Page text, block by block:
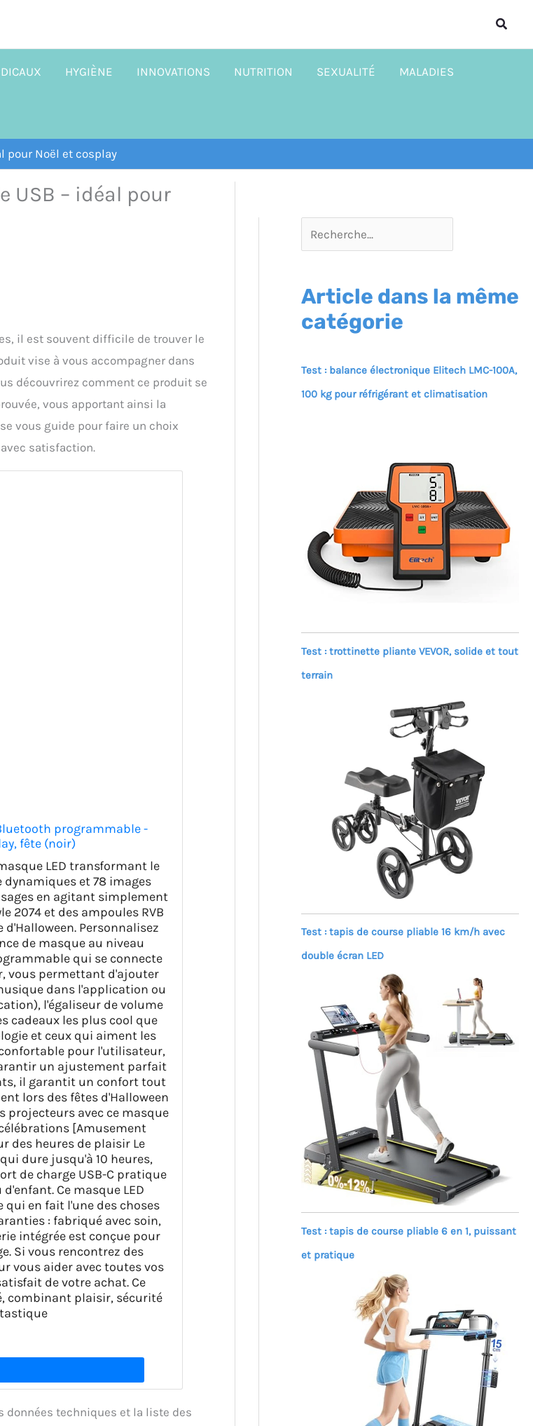
HYGIÈNE INNOVATIONS NUTRITION SEXUALITÉ MALADIES
pour Noël et cosplay
USB – idéal pour
il est souvent difficile de trouver le
vise à vous accompagner dans
découvrirez comment ce produit se
vous apportant ainsi la
vous guide pour faire un choix
satisfaction.
programmable -
fête (noir)
LED transformant le
dynamiques et 78 images
en agitant simplement
2074 et des ampoules RVB
d'Halloween. Personnalisez
de masque au niveau
qui se connecte
vous permettant d'ajouter
dans l'application ou
l'égaliseur de volume
cadeaux les plus cool que
et ceux qui aiment les
pour l'utilisateur,
un ajustement parfait
il garantit un confort tout
lors des fêtes d'Halloween
projecteurs avec ce masque
[Amusement
des heures de plaisir Le
dure jusqu'à 10 heures,
de charge USB-C pratique
Ce masque LED
qui en fait l'une des choses
: fabriqué avec soin,
intégrée est conçue pour
Si vous rencontrez des
vous aider avec toutes vos
de votre achat. Ce
combinant plaisir, sécurité
données techniques et la liste des
Article dans la même
catégorie
Test : balance électronique Elitech LMC-100A,
100 kg pour réfrigérant et climatisation
Test : trottinette pliante VEVOR, solide et tout
terrain
Test : tapis de course pliable 16 km/h avec
double écran LED
Test : tapis de course pliable 6 en 1, puissant
et pratique